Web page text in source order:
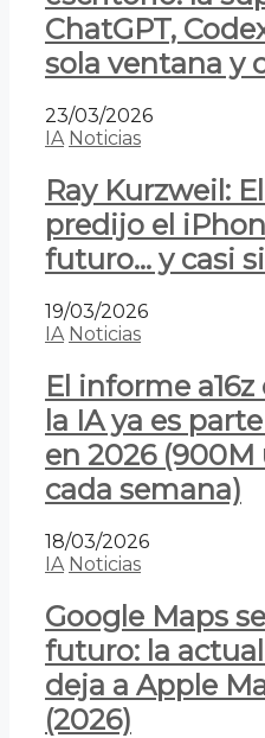
ChatGPT,
sola ventana y
23/03/2026
IA Noticias
Ray Kurzweil:
predijo el
futuro… y casi
19/03/2026
IA Noticias
El informe
la IA ya es
en 2026 (900M
cada semana)
18/03/2026
IA Noticias
Google Maps
futuro: la
deja a Apple
(2026)